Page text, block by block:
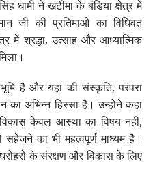
धामी ने खटीमा के बंडिया क्षेत्र में
जी की प्रतिमाओं का विधिवत
में श्रद्धा, उत्साह और आध्यात्मिक
है और यहां की संस्कृति, परंपरा
का अभिन्न हिस्सा हैं। उन्होंने कहा
केवल आस्था का विषय नहीं,
सहेजने का भी महत्वपूर्ण माध्यम है।
के संरक्षण और विकास के लिए